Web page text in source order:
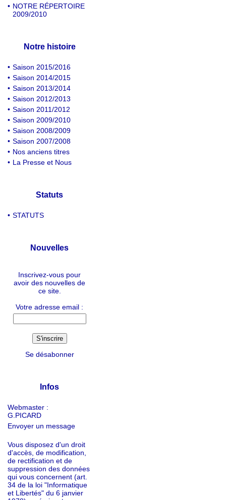
• NOTRE RÉPERTOIRE
2009/2010
Notre histoire
• Saison 2015/2016
• Saison 2014/2015
• Saison 2013/2014
• Saison 2012/2013
• Saison 2011/2012
• Saison 2009/2010
• Saison 2008/2009
• Saison 2007/2008
• Nos anciens titres
• La Presse et Nous
Statuts
• STATUTS
Nouvelles
Inscrivez-vous pour
avoir des nouvelles de
ce site.
Votre adresse email :
Se désabonner
Infos
Webmaster :
G.PICARD
Envoyer un message
Vous disposez d'un droit
d'accès, de modification,
de rectification et de
suppression des données
qui vous concernent (art.
34 de la loi "Informatique
et Libertés" du 6 janvier